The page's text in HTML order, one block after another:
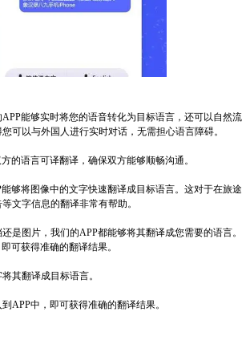
能够实时将您的语音转化为目标语言，还可以自然流
可以与外国人进行实时对话，无需担心语言障碍。
的语言可译翻译，确保双方能够顺畅沟通。
够将图像中的文字快速翻译成目标语言。这对于在旅途
文字信息的翻译非常有帮助。
是图片，我们的APP都能够将其翻译成您需要的语言。
可获得准确的翻译结果。
其翻译成目标语言。
APP中，即可获得准确的翻译结果。